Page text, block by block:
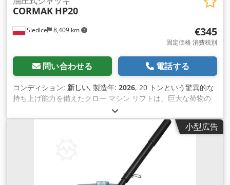
Siedlce 8,409 km
CORMAK HP20
€345
固定価格 消費税別
問い合わせる 電話する
コンディション: 新しい, 製造年: 2026, 20 トンという驚異的な
持ち上げ能力を備えたクロー マシン リフトは、巨大な荷物の
取り扱いを必要とする業界に最適なツールです。堅牢な構造と
革新的なエンジニアリング ソリューションを備えたこのクロー
リフトは、あらゆる用途で効率、安全性、信頼性を保証しま
す。 クローリフターの主な特徴は、さまざまな物体を確実かつ
正確に掴むことができるクローリフティング機構です。これに
より、大型で不規則な 荷物の取り扱いがはるかに効率的にな
り、オペレーターは持ち上げプロセスを完全に制御できるよう
小型広告